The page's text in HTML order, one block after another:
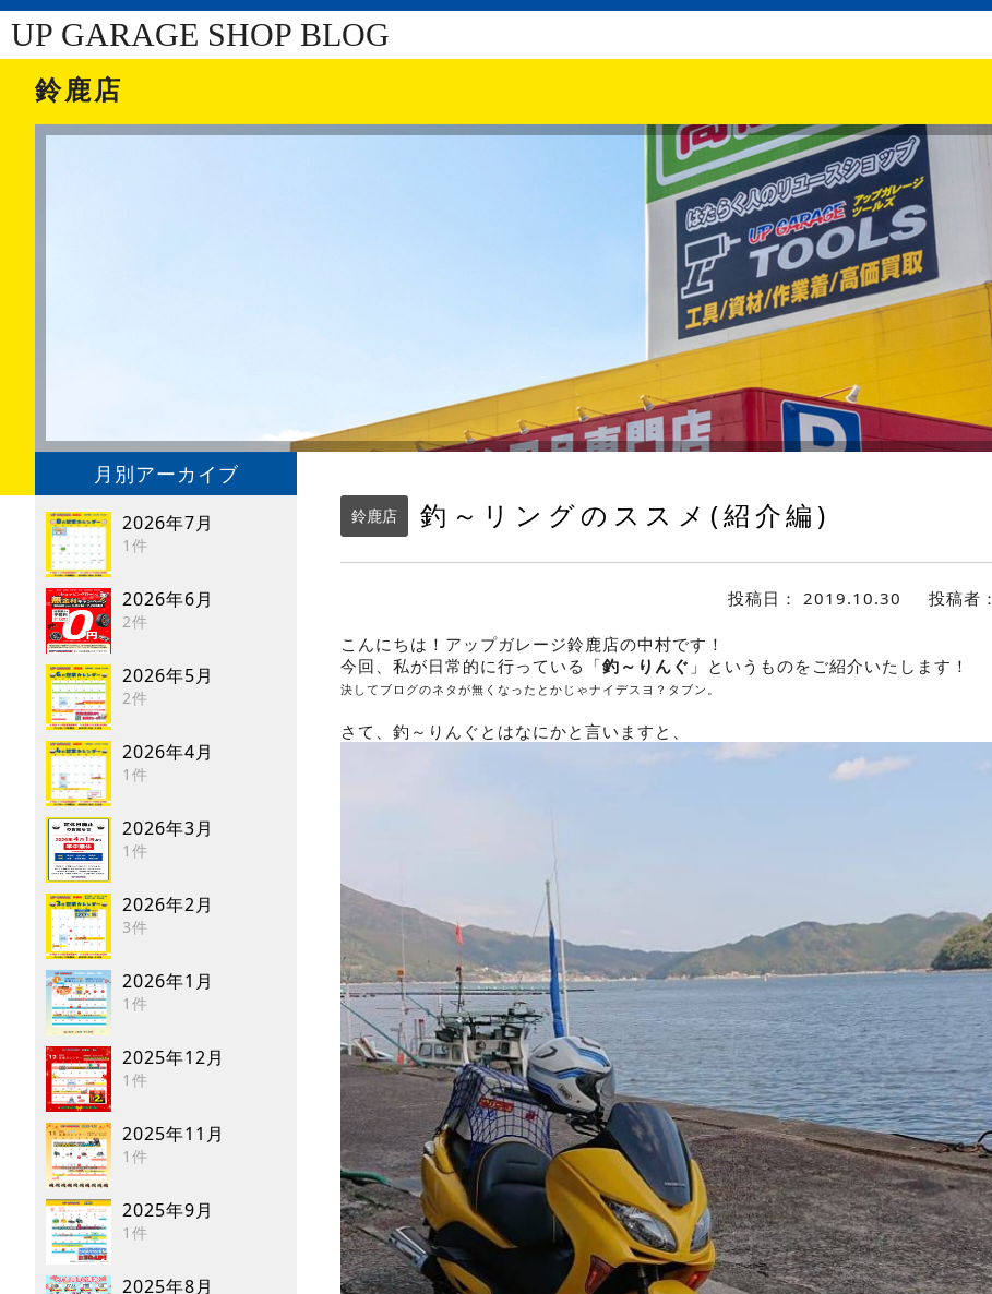
UP GARAGE SHOP BLOG
鈴鹿店
月別アーカイブ
2026年7月
1件
2026年6月
2件
2026年5月
2件
2026年4月
1件
2026年3月
1件
2026年2月
3件
2026年1月
1件
2025年12月
1件
2025年11月
1件
2025年9月
1件
2025年8月
鈴鹿店 釣～リングのススメ(紹介編)
投稿日： 2019.10.30 投稿者：
こんにちは！アップガレージ鈴鹿店の中村です！
今回、私が日常的に行っている「釣～りんぐ 」というものをご紹介いたします！
決してブログのネタが無くなったとかじゃナイデスヨ？タブン。
さて、釣～りんぐとはなにかと言いますと、